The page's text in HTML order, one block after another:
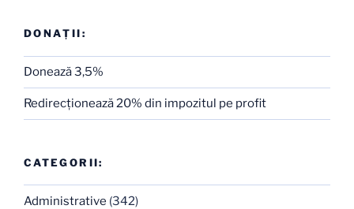
DONAȚII:
Donează 3,5%
Redirecţionează 20% din impozitul pe profit
CATEGORII:
Administrative (342)